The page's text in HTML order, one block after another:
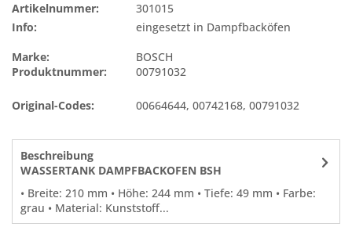
Artikelnummer:
301015
Info:
eingesetzt in Dampfbacköfen
Marke:
BOSCH
Produktnummer:
00791032
Original-Codes: 00664644,00742168,00791032
Beschreibung
WASSERTANK DAMPFBACKOFEN BSH
• Breite: 210 mm • Höhe: 244 mm • Tiefe: 49 mm • Farbe:
grau • Material: Kunststoff...